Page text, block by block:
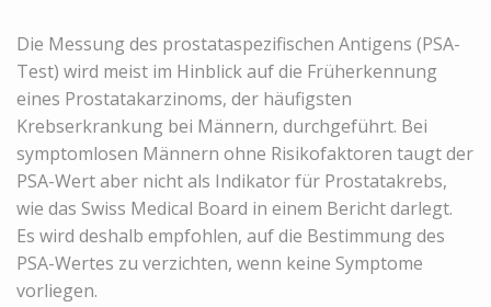
Die Messung des prostataspezifischen Antigens (PSA-
Test) wird meist im Hinblick auf die Früherkennung
eines Prostatakarzinoms, der häufigsten
Krebserkrankung bei Männern, durchgeführt. Bei
symptomlosen Männern ohne Risikofaktoren taugt der
PSA-Wert aber nicht als Indikator für Prostatakrebs,
wie das Swiss Medical Board in einem Bericht darlegt.
Es wird deshalb empfohlen, auf die Bestimmung des
PSA-Wertes zu verzichten, wenn keine Symptome
vorliegen.